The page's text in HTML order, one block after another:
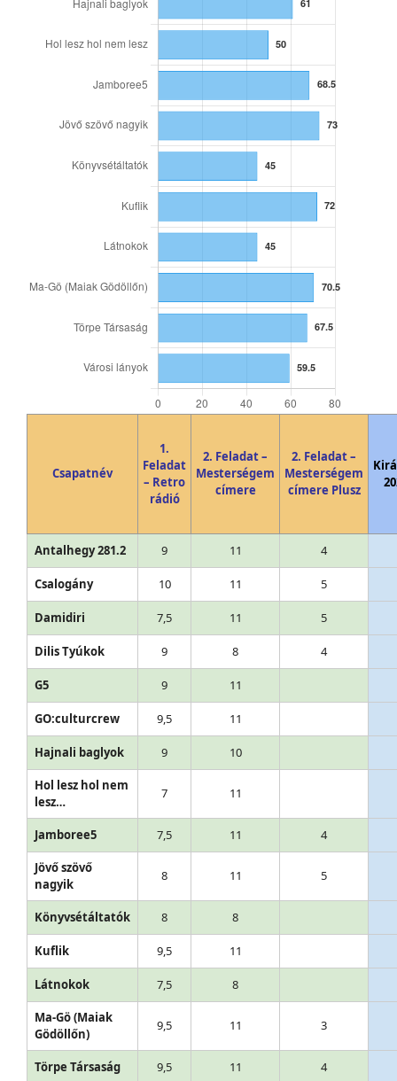
Csapatnév
1.
Feladat
– Retro
rádió
2. Feladat –
Mesterségem
címere
2. Feladat –
Mesterségem
címere Plusz
Antalhegy 281.2 9 11 4
Csalogány 10 11 5
Damidiri 7,5 11 5
Dilis Tyúkok 9 8 4
G5 9 11
GO:culturcrew 9,5 11
Hajnali baglyok 9 10
Hol lesz hol nem
lesz…
7 11
Jamboree5 7,5 11 4
Jövő szövő
nagyik
8 11 5
Könyvsétáltatók 8 8
Kuflik 9,5 11
Látnokok 7,5 8
Ma-Gö (Maiak
Gödöllőn)
9,5 11 3
Törpe Társaság 9,5 11 4